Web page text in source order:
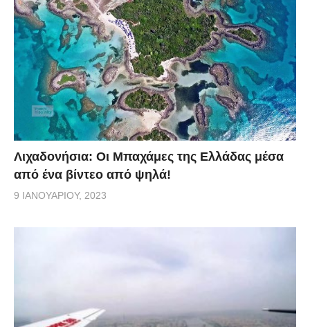
Λιχαδονήσια: Οι Μπαχάμες της Ελλάδας μέσα
από ένα βίντεο από ψηλά!
9 ΙΑΝΟΥΑΡΊΟΥ, 2023